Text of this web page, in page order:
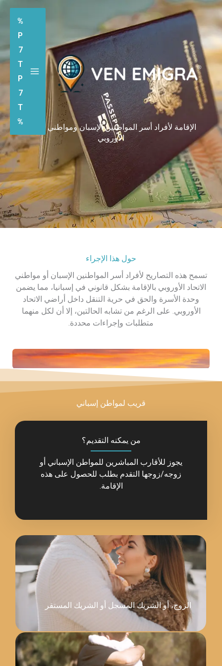
P
P
T
%
المواطنين الإسبان ومواطني الاتحاد
الأوروبي
أسر المواطنين الإسبان أو مواطني
بشكل قانوني في إسبانيا، مما يضمن
في حرية التنقل داخل أراضي الاتحاد
من تشابه الحالتين، إلا أن لكل منهما
وإجراءات محددة.
المباشرين للمواطن الإسباني أو
التقدم بطلب للحصول على هذه
المسجل أو الشريك المستقر